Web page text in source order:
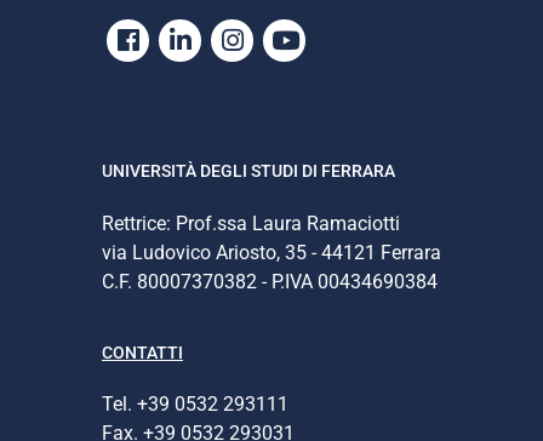
Facebook
LinkedinInstagram
Youtube
UNIVERSITÀ DEGLI STUDI DI FERRARA
Rettrice: Prof.ssa Laura Ramaciotti
via Ludovico Ariosto, 35 - 44121 Ferrara
C.F. 80007370382 - P.IVA 00434690384
CONTATTI
Tel. +39 0532 293111
Fax. +39 0532 293031